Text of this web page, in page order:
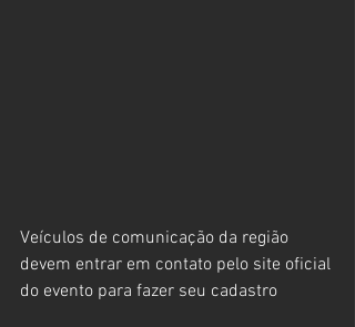
Veículos de comunicação da região
devem entrar em contato pelo site oficial
do evento para fazer seu cadastro